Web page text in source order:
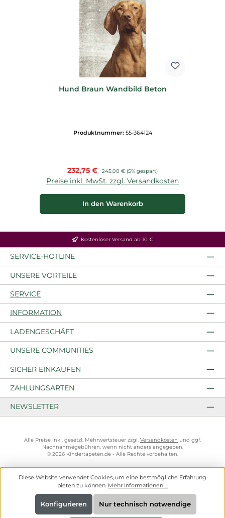
Hund Braun Wandbild Beton
Produktnummer: 55-364124
Verkaufspreis:
232,75 € Regulärer Preis:
245,00 € (5% gespart)
Preise inkl. MwSt. zzgl. Versandkosten
In den Warenkorb
Kostenloser Versand ab 10 €
SERVICE-HOTLINE
UNSERE VORTEILE
SERVICE
INFORMATION
LADENGESCHÄFT
UNSERE COMMUNITIES
SICHER EINKAUFEN
ZAHLUNGSARTEN
NEWSLETTER
Alle Preise inkl. gesetzl. Mehrwertsteuer zzgl. Versandkosten und ggf.
Nachnahmegebühren, wenn nicht anders angegeben.
© 2026 Kindertapeten.de - Alle Rechte vorbehalten.
Diese Website verwendet Cookies, um eine bestmögliche Erfahrung
bieten zu können. Mehr Informationen ...
Nur technisch notwendige
Konfigurieren